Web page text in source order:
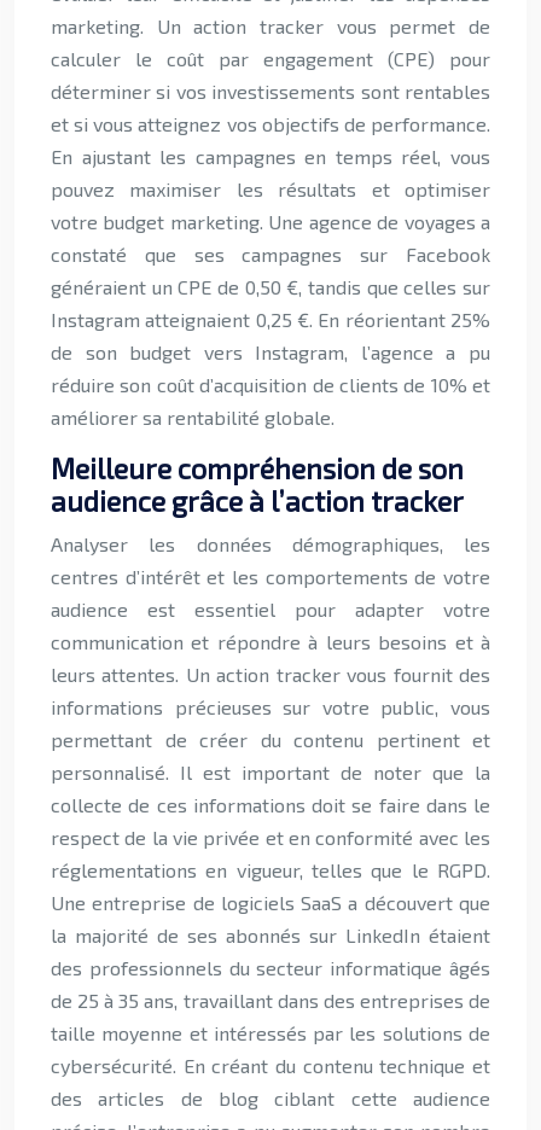
marketing. Un action tracker vous permet de
calculer le coût par engagement (CPE) pour
déterminer si vos investissements sont rentables
et si vous atteignez vos objectifs de performance.
En ajustant les campagnes en temps réel, vous
pouvez maximiser les résultats et optimiser
votre budget marketing. Une agence de voyages a
constaté que ses campagnes sur Facebook
généraient un CPE de 0,50 €, tandis que celles sur
Instagram atteignaient 0,25 €. En réorientant 25%
de son budget vers Instagram, l’agence a pu
réduire son coût d’acquisition de clients de 10% et
améliorer sa rentabilité globale.
Meilleure compréhension de son
audience grâce à l’action tracker
Analyser les données démographiques, les
centres d’intérêt et les comportements de votre
audience est essentiel pour adapter votre
communication et répondre à leurs besoins et à
leurs attentes. Un action tracker vous fournit des
informations précieuses sur votre public, vous
permettant de créer du contenu pertinent et
personnalisé. Il est important de noter que la
collecte de ces informations doit se faire dans le
respect de la vie privée et en conformité avec les
réglementations en vigueur, telles que le RGPD.
Une entreprise de logiciels SaaS a découvert que
la majorité de ses abonnés sur LinkedIn étaient
des professionnels du secteur informatique âgés
de 25 à 35 ans, travaillant dans des entreprises de
taille moyenne et intéressés par les solutions de
cybersécurité. En créant du contenu technique et
des articles de blog ciblant cette audience